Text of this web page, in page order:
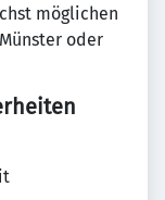
möglichen
oder